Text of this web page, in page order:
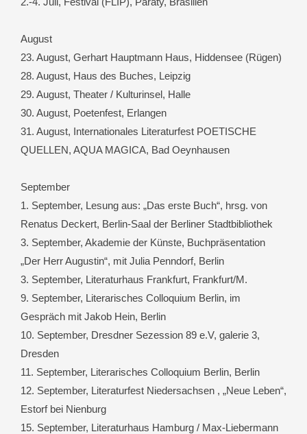
August
23. August, Gerhart Hauptmann Haus, Hiddensee (Rügen)
28. August, Haus des Buches, Leipzig
29. August, Theater / Kulturinsel, Halle
30. August, Poetenfest, Erlangen
31. August, Internationales Literaturfest POETISCHE
QUELLEN, AQUA MAGICA, Bad Oeynhausen
September
1. September, Lesung aus: „Das erste Buch“, hrsg. von
Renatus Deckert, Berlin-Saal der Berliner Stadtbibliothek
3. September, Akademie der Künste, Buchpräsentation
„Der Herr Augustin“, mit Julia Penndorf, Berlin
3. September, Literaturhaus Frankfurt, Frankfurt/M.
9. September, Literarisches Colloquium Berlin, im
Gespräch mit Jakob Hein, Berlin
10. September, Dresdner Sezession 89 e.V, galerie 3,
Dresden
11. September, Literarisches Colloquium Berlin, Berlin
12. September, Literaturfest Niedersachsen , „Neue Leben“,
Estorf bei Nienburg
15. September, Literaturhaus Hamburg / Max-Liebermann